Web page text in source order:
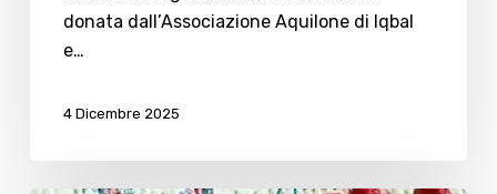
donata dall’Associazione Aquilone di Iqbal
e…
4 Dicembre 2025